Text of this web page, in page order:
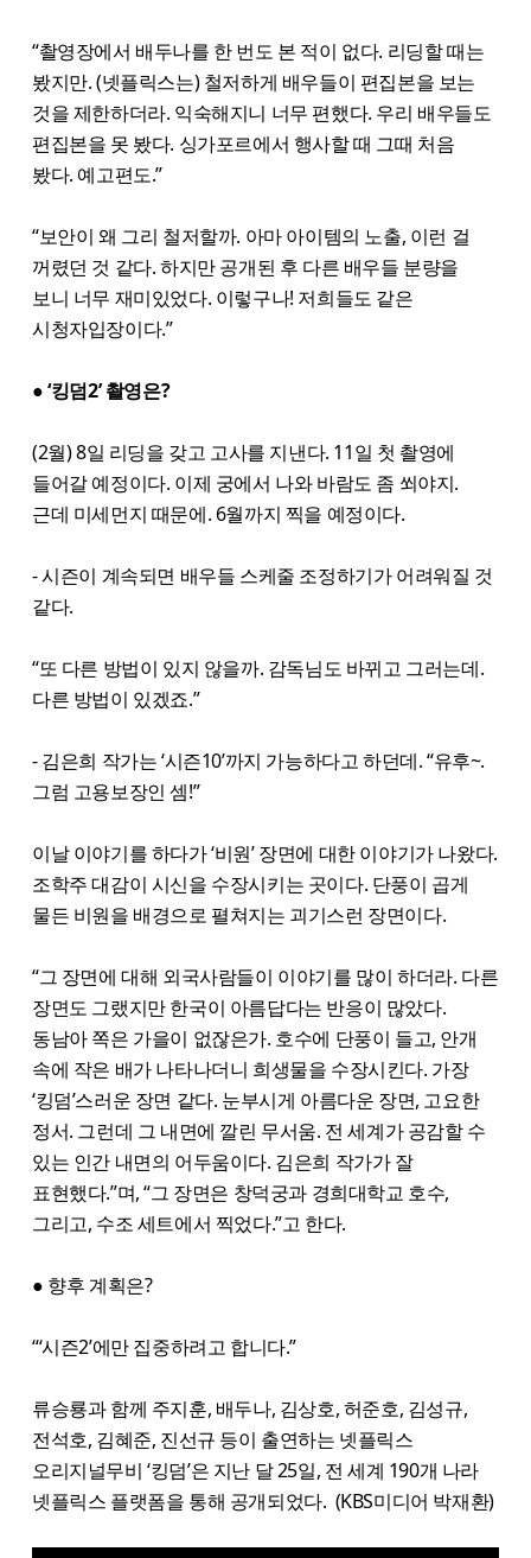
“촬영장에서 배두나를 한 번도 본 적이 없다. 리딩할 때는
봤지만. (넷플릭스는) 철저하게 배우들이 편집본을 보는
것을 제한하더라. 익숙해지니 너무 편했다. 우리 배우들도
편집본을 못 봤다. 싱가포르에서 행사할 때 그때 처음
봤다. 예고편도.”
“보안이 왜 그리 철저할까. 아마 아이템의 노출, 이런 걸
꺼렸던 것 같다. 하지만 공개된 후 다른 배우들 분량을
보니 너무 재미있었다. 이렇구나! 저희들도 같은
시청자입장이다.”
● ‘킹덤2’ 촬영은?
(2월) 8일 리딩을 갖고 고사를 지낸다. 11일 첫 촬영에
들어갈 예정이다. 이제 궁에서 나와 바람도 좀 쐬야지.
근데 미세먼지 때문에. 6월까지 찍을 예정이다.
- 시즌이 계속되면 배우들 스케줄 조정하기가 어려워질 것
같다.
“또 다른 방법이 있지 않을까. 감독님도 바뀌고 그러는데.
다른 방법이 있겠죠.”
- 김은희 작가는 ‘시즌10’까지 가능하다고 하던데. “유후~.
그럼 고용보장인 셈!”
이날 이야기를 하다가 ‘비원’ 장면에 대한 이야기가 나왔다.
조학주 대감이 시신을 수장시키는 곳이다. 단풍이 곱게
물든 비원을 배경으로 펼쳐지는 괴기스런 장면이다.
“그 장면에 대해 외국사람들이 이야기를 많이 하더라. 다른
장면도 그랬지만 한국이 아름답다는 반응이 많았다.
동남아 쪽은 가을이 없잖은가. 호수에 단풍이 들고, 안개
속에 작은 배가 나타나더니 희생물을 수장시킨다. 가장
‘킹덤’스러운 장면 같다. 눈부시게 아름다운 장면, 고요한
정서. 그런데 그 내면에 깔린 무서움. 전 세계가 공감할 수
있는 인간 내면의 어두움이다. 김은희 작가가 잘
표현했다.”며, “그 장면은 창덕궁과 경희대학교 호수,
그리고, 수조 세트에서 찍었다.”고 한다.
● 향후 계획은?
“‘시즌2’에만 집중하려고 합니다.”
류승룡과 함께 주지훈, 배두나, 김상호, 허준호, 김성규,
전석호, 김혜준, 진선규 등이 출연하는 넷플릭스
오리지널무비 ‘킹덤’은 지난 달 25일, 전 세계 190개 나라
넷플릭스 플랫폼을 통해 공개되었다. (KBS미디어 박재환)